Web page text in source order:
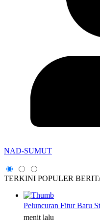
NAD-SUMUT
TERKINI POPULER
Peluncuran Fitur Baru
menit lalu